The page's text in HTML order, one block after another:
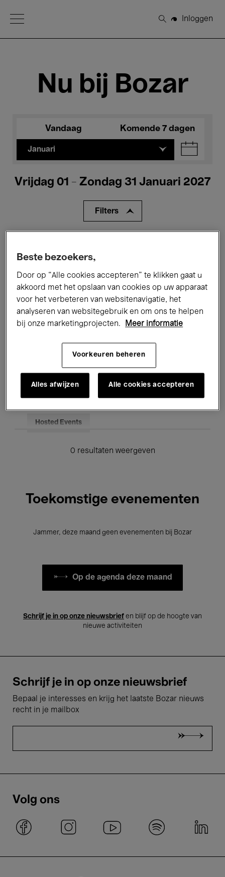
Open Menu
Zoeken
Inloggen
Nu bij Bozar
Vandaag Komende 7 dagen
Januari
Vrijdag 01 - Zondag 31 Januari 2027
Filters
Performances Lezingen & Debatten
Jazz Klassieke Muziek Global Music
Onderwijs Rondleidingen
Hosted Events
0 resultaten weergeven
Toekomstige evenementen
Jammer, deze maand geen evenementen bij Bozar
Op de agenda deze maand
Schrijf je in op onze nieuwsbrief en blijf op de hoogte van
nieuwe activiteiten
Schrijf je in op onze nieuwsbrief
Bepaal je interesses en krijg het laatste Bozar nieuws
recht in je mailbox
Volg ons
Beste bezoekers,
Door op “Alle cookies accepteren” te klikken gaat u
akkoord met het opslaan van cookies op uw apparaat
voor het verbeteren van websitenavigatie, het
analyseren van websitegebruik en om ons te helpen
bij onze marketingprojecten.
Meer informatie
Voorkeuren beheren
Alles afwijzen Alle cookies accepteren